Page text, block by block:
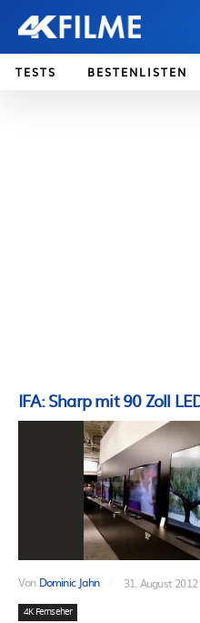
TESTS BESTENLISTEN
IFA: Sharp mit 90 Zoll
Von Dominic Jahn 31. August 2012
4K Fernseher